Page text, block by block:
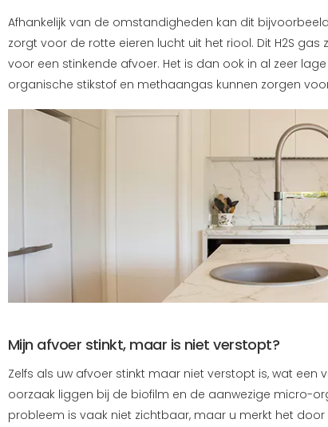
Afhankelijk van de omstandigheden kan dit
zorgt voor de rotte eieren lucht uit het riool. Dit H2S gas
voor een stinkende afvoer. Het is dan ook in al zeer
organische stikstof en methaangas kunnen zorgen
Mijn afvoer stinkt, maar is niet verstopt?
Zelfs als uw afvoer stinkt maar niet verstopt is, wat een
oorzaak liggen bij de biofilm en de aanwezige micro-
probleem is vaak niet zichtbaar, maar u merkt het